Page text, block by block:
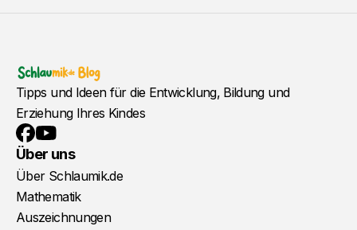
Tipps und Ideen für die Entwicklung, Bildung und
Erziehung Ihres Kindes
Facebook
YouTube
Über uns
Über Schlaumik.de
Mathematik
Auszeichnungen